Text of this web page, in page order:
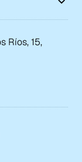
Ríos, 15,